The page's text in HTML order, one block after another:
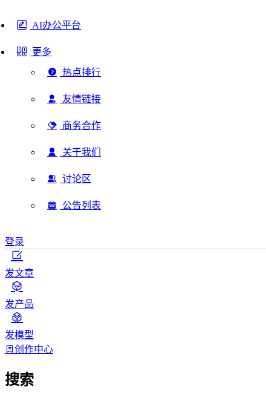
AI办公平台
更多
热点排行
友情链接
商务合作
关于我们
讨论区
公告列表
登录
发文章
发产品
发模型
创作中心
搜索